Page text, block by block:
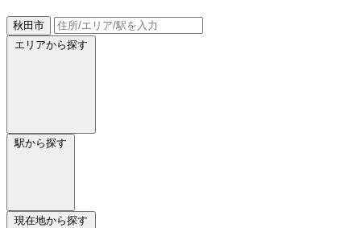
秋田市
エリアから探す
駅から探す
現在地から探す